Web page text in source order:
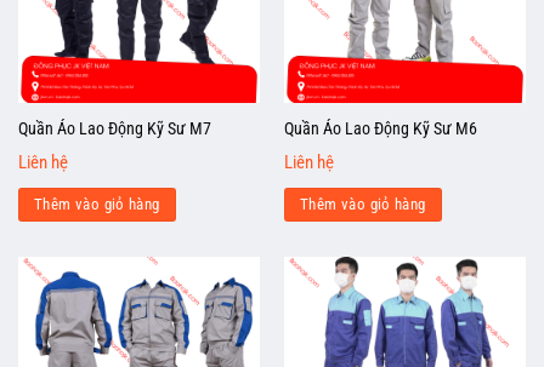
Quần Áo Lao Động Kỹ Sư M7
Liên hệ
Thêm vào giỏ hàng
Quần Áo Lao Động Kỹ Sư M6
Liên hệ
Thêm vào giỏ hàng